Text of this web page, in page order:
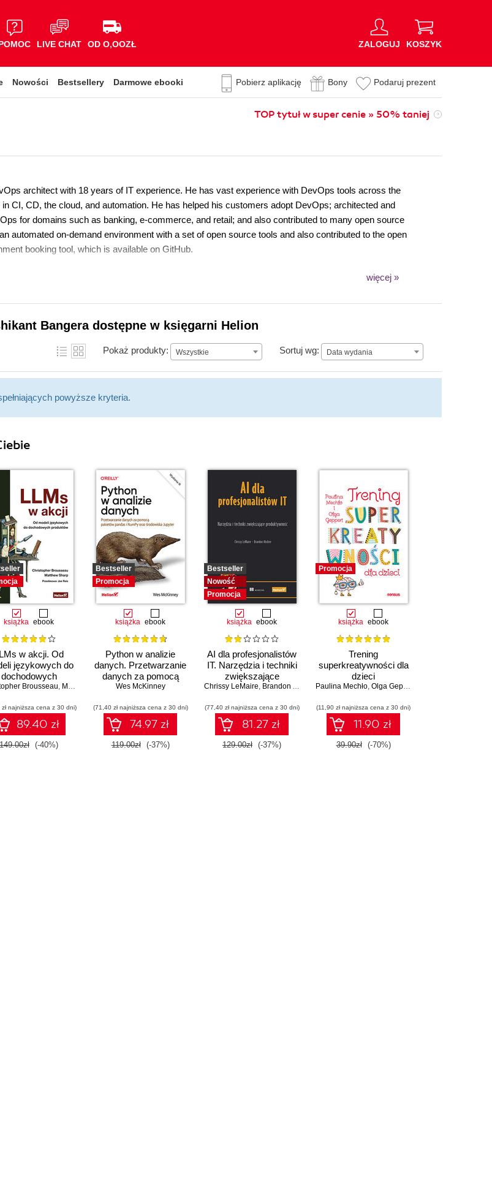
LIVE CHAT OD O,OOZŁ ZALOGUJ KOSZYK
Nowości Bestsellery Darmowe ebooki Pobierz aplikację Bony Podaruj prezent
TOP tytuł w super cenie » 50% taniej
architect with 18 years of IT experience. He has vast experience with DevOps tools across the
CI, CD, the cloud, and automation. He has helped his customers adopt DevOps; architected and
for domains such as banking, e-commerce, and retail; and also contributed to many open source
automated on-demand environment with a set of open source tools and also contributed to the open
booking tool, which is available on GitHub.
więcej »
Bangera dostępne w księgarni Helion
Pokaż produkty: Wszystkie Sortuj wg: Data wydania
Data wydania
powyższe kryteria.
książka ebook
w akcji. Od
językowych do
dochodowych
produktów
Brousseau, Matt Sharp
najniższa cena z 30 dni)
89.40 zł
149.00zł (-40%)
Bestseller
Promocja
książka ebook
Python w analizie
danych. Przetwarzanie
danych za pomocą
pakietów pandas i
środowiska Jupyter.
Wydanie III
Wes McKinney
(71,40 zł najniższa cena z 30 dni)
74.97 zł
119.00zł (-37%)
Bestseller
Nowość
Promocja
książka ebook
AI dla profesjonalistów
IT. Narzędzia i techniki
zwiększające
produktywność
Chrissy LeMaire, Brandon Abshire
(77,40 zł najniższa cena z 30 dni)
81.27 zł
129.00zł (-37%)
Promocja
książka ebook
Trening
superkreatywności dla
dzieci
Paulina Mechło, Olga Geppert
(11,90 zł najniższa cena z 30 dni)
11.90 zł
39.90zł (-70%)